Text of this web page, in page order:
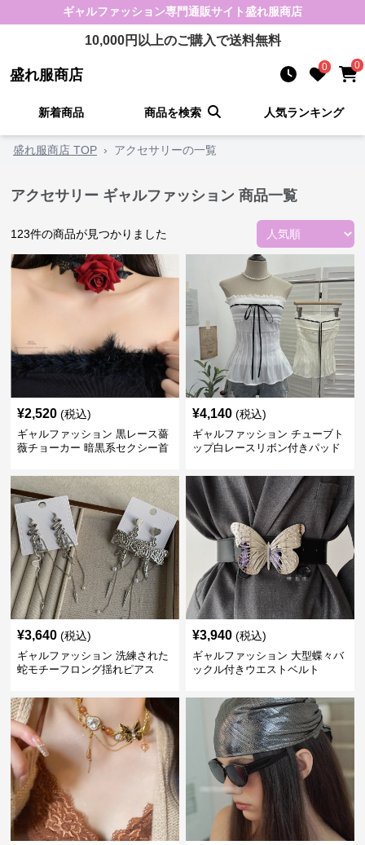
ギャルファッション専門通販サイト盛れ服商店
10,000円以上のご購入で送料無料
盛れ服商店 0 0
新着商品 商品を検索 人気ランキング
盛れ服商店 TOP › アクセサリーの一覧
アクセサリー ギャルファッション 商品一覧
123件の商品が見つかりました
¥2,520 (税込)
ギャルファッション 黒レース薔
薇チョーカー 暗黒系セクシー首
¥4,140 (税込)
ギャルファッション チューブト
ップ白レースリボン付きパッド
¥3,640 (税込)
ギャルファッション 洗練された
蛇モチーフロング揺れピアス
¥3,940 (税込)
ギャルファッション 大型蝶々バ
ックル付きウエストベルト